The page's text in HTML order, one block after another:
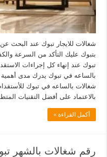
شغالات للايجار تبوك عند البحث
بتبوك عليك التأكد من السرعة
تبوك عند إنهاء كل إجراءات
بالساعه في تبوك يدرك مدى
شغالات بالساعه في تبوك
بالاعتماد على أفضل التقنيات
أكمل القراءة »
رقم شغالات بالشهر تبوك